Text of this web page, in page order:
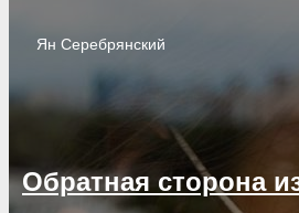
Ян Серебрянский
Обратная сторона